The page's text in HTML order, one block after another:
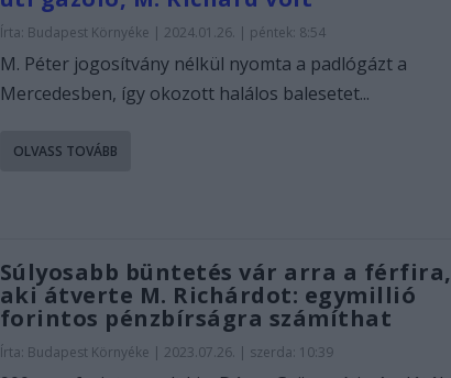
Írta: Budapest Környéke | 2024.01.26. | péntek: 8:54
M. Péter jogosítvány nélkül nyomta a padlógázt a
Mercedesben, így okozott halálos balesetet...
OLVASS TOVÁBB
Súlyosabb büntetés vár arra a férfira,
aki átverte M. Richárdot: egymillió
forintos pénzbírságra számíthat
Írta: Budapest Környéke | 2023.07.26. | szerda: 10:39